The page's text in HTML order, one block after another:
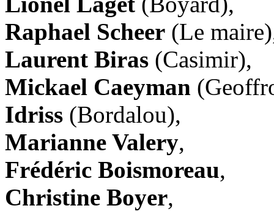
Raphael Scheer (Le
Laurent Biras (Casimir),
Mickael Caeyman
Idriss (Bordalou),
Marianne Valery,
Frédéric Boismoreau,
Christine Boyer,